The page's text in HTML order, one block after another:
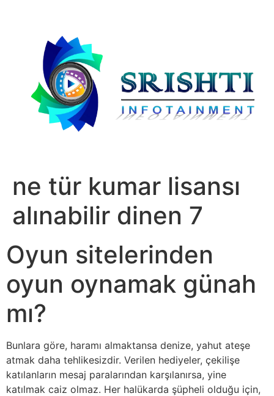
ne tür kumar lisansı
alınabilir dinen 7
Oyun sitelerinden
oyun oynamak günah
mı?
Bunlara göre, haramı almaktansa denize, yahut ateşe
atmak daha tehlikesizdir. Verilen hediyeler, çekilişe
katılanların mesaj paralarından karşılanırsa, yine
katılmak caiz olmaz. Her halükarda şüpheli olduğu için,